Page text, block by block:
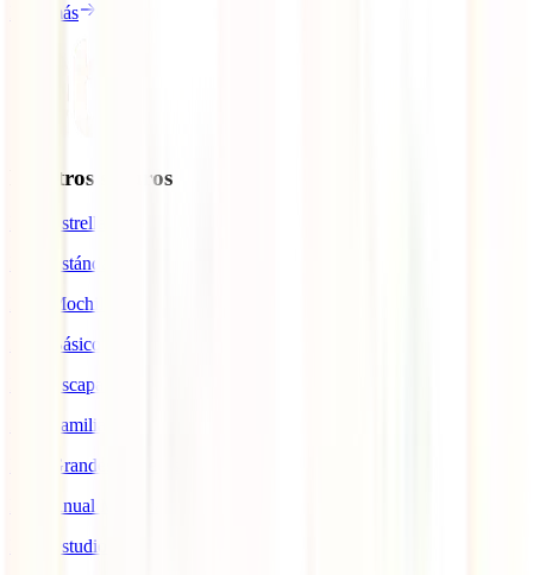
Leer más
Nuestros seguros
IATI Estrella
IATI Estándar
IATI Mochilero
IATI Básico
IATI Escapadas
IATI Familia
IATI Grandes Viajeros
IATI Anual Multiviaje
IATI Estudios